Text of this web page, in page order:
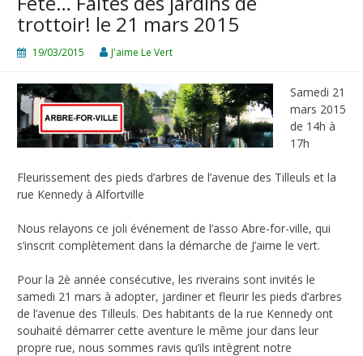
trottoir! le 21 mars 2015
19/03/2015 J'aime Le Vert
Samedi 21
mars 2015
de 14h à
17h
Fleurissement des pieds d’arbres de l’avenue des Tilleuls et la
rue Kennedy à Alfortville
Nous relayons ce joli événement de l’asso Abre-for-ville, qui
s’inscrit complètement dans la démarche de J’aime le vert.
Pour la 2è année consécutive, les riverains sont invités le
samedi 21 mars à adopter, jardiner et fleurir les pieds d’arbres
de l’avenue des Tilleuls. Des habitants de la rue Kennedy ont
souhaité démarrer cette aventure le même jour dans leur
propre rue, nous sommes ravis qu’ils intègrent notre